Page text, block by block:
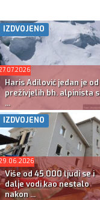
IZDVOJENO
Haris Adilović jedan je od
preživjelih bh. alpinista s
...
IZDVOJENO
Više od 45.000 ljudi se i
dalje vodi kao nestalo
nakon ...